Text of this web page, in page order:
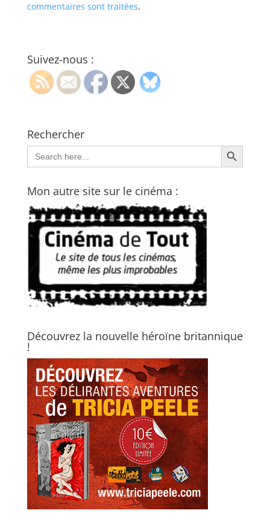
commentaires sont traitées.
Suivez-nous :
Rechercher
Search
for:
Search Button
Mon autre site sur le cinéma :
Découvrez la nouvelle héroïne britannique
!